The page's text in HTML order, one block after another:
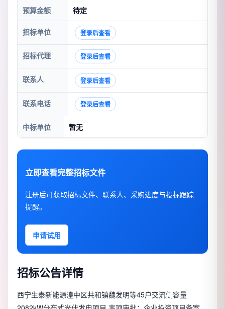
预算金额 待定
招标单位 登录后查看
招标代理 登录后查看
联系人 登录后查看
联系电话 登录后查看
中标单位 暂无
立即查看完整招标文件
注册后可获取招标文件、联系人、采购进度与投标跟踪
提醒。
申请试用
招标公告详情
西宁生泰新能源湟中区共和镇魏发明等45户交流侧容量